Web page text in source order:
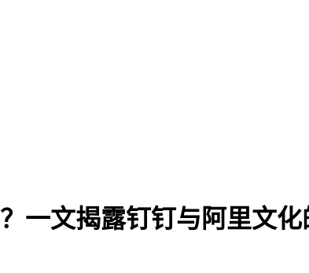
一文揭露钉钉与阿里文